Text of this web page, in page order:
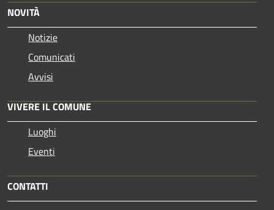
NOVITÀ
Notizie
Comunicati
Avvisi
VIVERE IL COMUNE
Luoghi
Eventi
CONTATTI